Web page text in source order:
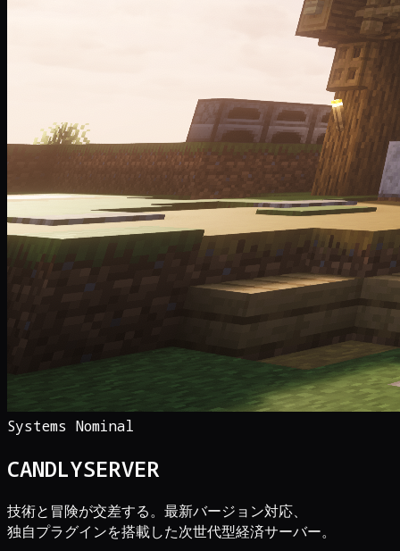
Systems Nominal
CANDLYSERVER
技術と冒険が交差する。最新バージョン対応、
独自プラグインを搭載した次世代型経済サーバー。